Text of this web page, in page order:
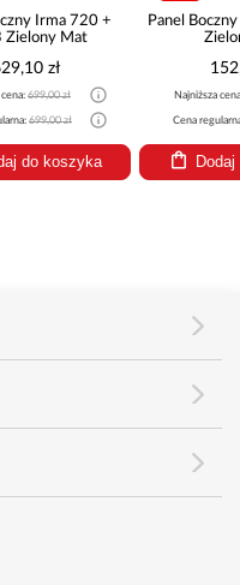
Irma 720 +
Zielony Mat
zł
699,00 zł
699,00 zł
do koszyka
Panel
Najniższa
Cena